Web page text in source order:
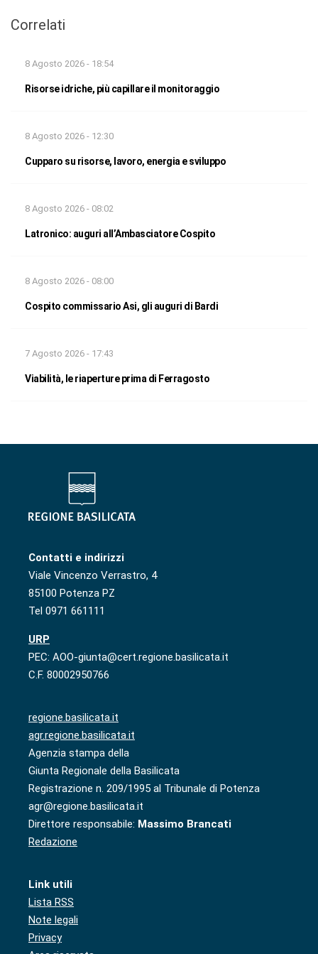
Correlati
8 Agosto 2026 - 18:54
Risorse idriche, più capillare il monitoraggio
8 Agosto 2026 - 12:30
Cupparo su risorse, lavoro, energia e sviluppo
8 Agosto 2026 - 08:02
Latronico: auguri all’Ambasciatore Cospito
8 Agosto 2026 - 08:00
Cospito commissario Asi, gli auguri di Bardi
7 Agosto 2026 - 17:43
Viabilità, le riaperture prima di Ferragosto
Contatti e indirizzi
Viale Vincenzo Verrastro, 4
85100 Potenza PZ
Tel 0971 661111
URP
PEC: AOO-giunta@cert.regione.basilicata.it
C.F. 80002950766
regione.basilicata.it
agr.regione.basilicata.it
Agenzia stampa della
Giunta Regionale della Basilicata
Registrazione n. 209/1995 al Tribunale di Potenza
agr@regione.basilicata.it
Direttore responsabile: Massimo Brancati
Redazione
Link utili
Lista RSS
Note legali
Privacy